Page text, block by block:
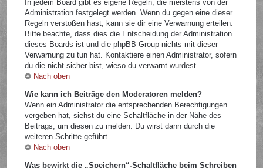
In jedem Board gibt es eigene Regeln, die meistens von der
Administration festgelegt werden. Wenn du gegen eine dieser
Regeln verstoßen hast, kann sie dir eine Verwarnung erteilen.
Bitte beachte, dass dies die Entscheidung der Administration
dieses Boards ist und die phpBB Group nichts mit dieser
Verwarnung zu tun hat. Kontaktiere einen Administrator, sofern
du die nicht sicher bist, wieso du verwarnt wurdest.
Nach oben
Wie kann ich Beiträge den Moderatoren melden?
Wenn ein Administrator die entsprechenden Berechtigungen
vergeben hat, siehst du eine Schaltfläche in der Nähe des
Beitrags, um diesen zu melden. Du wirst dann durch die
weiteren Schritte geführt.
Nach oben
Was bewirkt die „Speichern“-Schaltfläche beim Schreiben